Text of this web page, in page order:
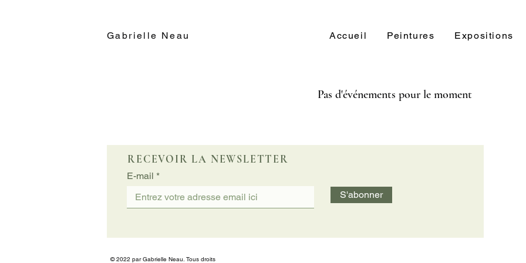
Gabrielle Neau Accueil Peintures Expositions
Pas d'événements pour le moment
RECEVOIR LA NEWSLETTER
E-mail
S'abonner
© 2022 par Gabrielle Neau. Tous droits